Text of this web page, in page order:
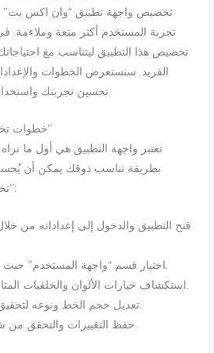
تخصيص واجهة تطبيق “وان اكس بت”
تجربة المستخدم أكثر متعة وملاءمة.
تخصيص هذا التطبيق ليتناسب مع
الفريد. سنستعرض الخطوات
خطوات تخصيص واجهة “وان اكس بت”
تعتبر واجهة التطبيق هي أول ما
بطريقة تناسب ذوقك يمكن أن
تخصيص واجهة “وان اكس بت”:
فتح التطبيق والدخول إلى إعداداته من